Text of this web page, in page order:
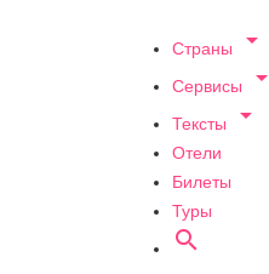
Страны 
Сервисы 
Тексты 
Отели
Билеты
Туры
